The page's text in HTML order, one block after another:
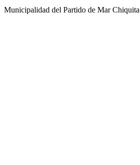
Municipalidad del Partido de Mar